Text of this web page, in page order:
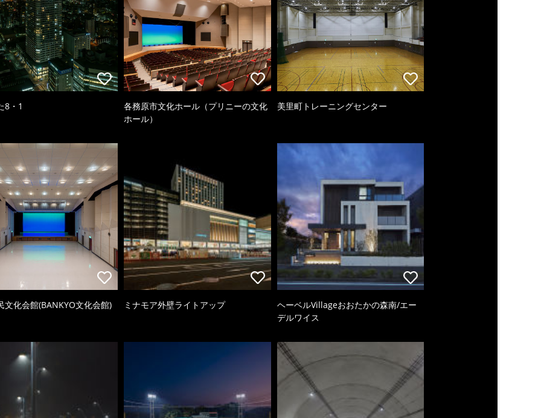
8・1
各務原市文化ホール（プリニーの文化
ホール）
美里町トレーニングセンター
文化会館(BANKYO文化会館) ミナモア外壁ライトアップ
ヘーベルVillageおおたかの森南/エー
デルワイス